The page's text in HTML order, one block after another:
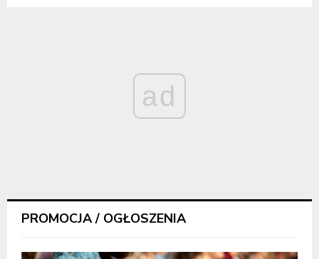
ad
PROMOCJA / OGŁOSZENIA